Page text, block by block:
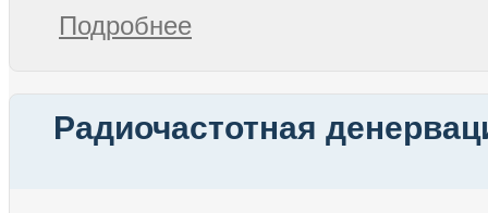
Подробнее
Радиочастотная